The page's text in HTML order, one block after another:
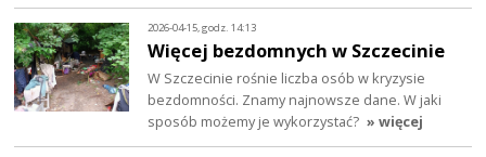
2026-04-15, godz. 14:13
Więcej bezdomnych w Szczecinie
W Szczecinie rośnie liczba osób w kryzysie
bezdomności. Znamy najnowsze dane. W jaki
sposób możemy je wykorzystać? » więcej